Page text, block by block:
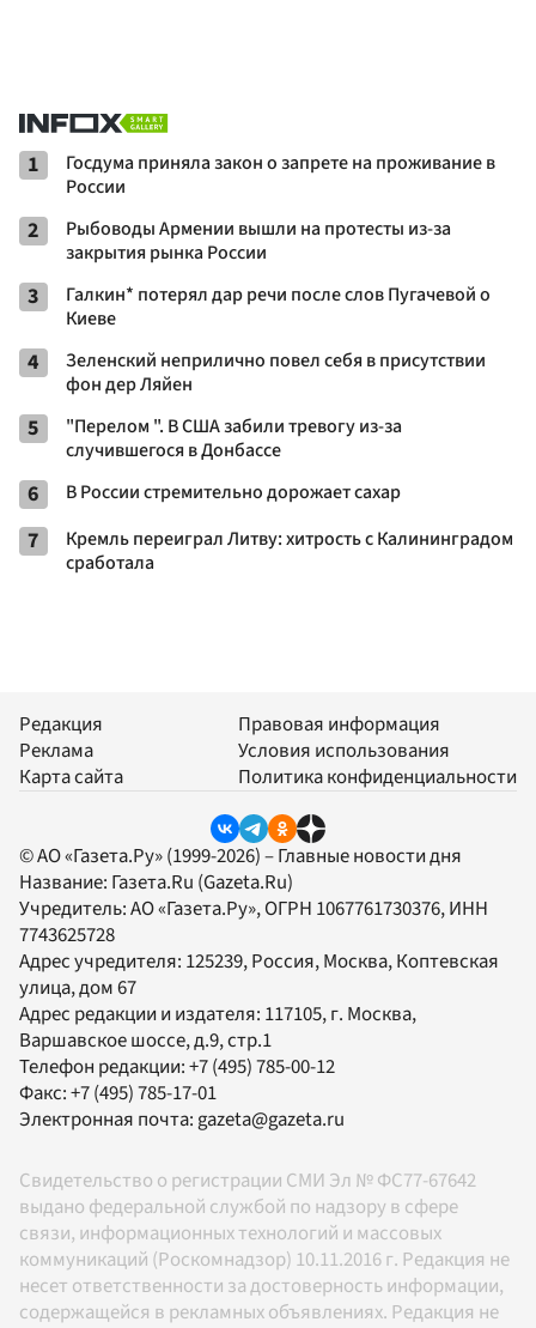
1
Госдума приняла закон о запрете на проживание в
России
2
Рыбоводы Армении вышли на протесты из-за
закрытия рынка России
3
Галкин* потерял дар речи после слов Пугачевой о
Киеве
4
Зеленский неприлично повел cебя в присутствии
фон дер Ляйен
5
"Перелом ". В США забили тревогу из-за
случившегося в Донбассе
6 В России стремительно дорожает сахар
7
Кремль переиграл Литву: хитрость с Калининградом
сработала
Редакция
Реклама
Карта сайта
Правовая информация
Условия использования
Политика конфиденциальности
© АО «Газета.Ру» (1999-2026) – Главные новости дня
Название: Газета.Ru (Gazeta.Ru)
Учредитель:АО «Газета.Ру», ОГРН 1067761730376, ИНН
7743625728
Адрес учредителя: 125239, Россия, Москва, Коптевская
улица, дом 67
Адрес редакции и издателя: 117105, г. Москва,
Варшавское шоссе, д.9, стр.1
Телефон редакции:+7 (495) 785-00-12
Факс:+7 (495) 785-17-01
Электронная почта:gazeta@gazeta.ru
Свидетельство о регистрации СМИ Эл № ФС77-67642
выдано федеральной службой по надзору в сфере
связи, информационных технологий и массовых
коммуникаций (Роскомнадзор) 10.11.2016 г. Редакция не
несет ответственности за достоверность информации,
содержащейся в рекламных объявлениях. Редакция не